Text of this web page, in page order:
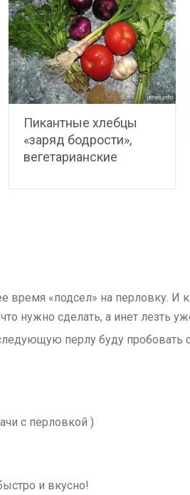
Пикантные хлебцы
«заряд бодрости»,
вегетарианские
время «подсел» на перловку. И
нужно сделать, а инет лезть
перлу буду пробовать
с перловкой )
и вкусно!